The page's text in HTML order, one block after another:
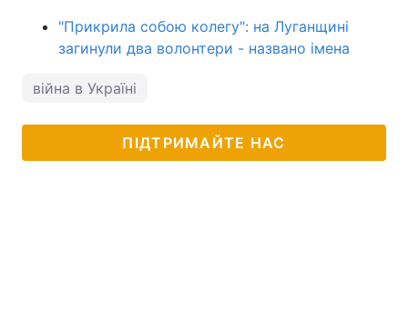
"Прикрила собою колегу": на Луганщині
загинули два волонтери - названо імена
війна в Україні
ПІДТРИМАЙТЕ НАС